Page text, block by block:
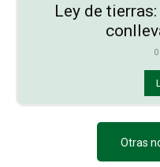
Ley de
Otras